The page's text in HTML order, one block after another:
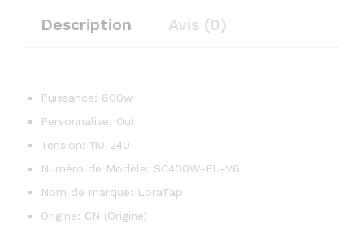
Description Avis (0)
Puissance: 600w
Personnalisé: Oui
Tension: 110-240
Numéro de Modèle: SC400W-EU-V6
Nom de marque: LoraTap
Origine: CN (Origine)